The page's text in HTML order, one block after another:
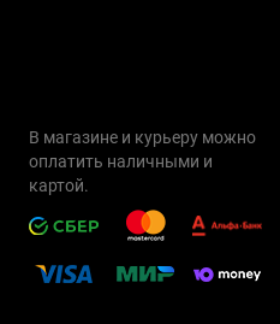
В магазине и курьеру можно
оплатить наличными и
картой.